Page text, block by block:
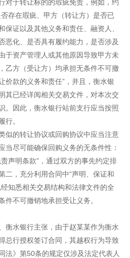
对于转让标的的瑕疵免责，例如，约
存在瑕疵、甲方（转让方）是否已
保证以及其他义务和责任、融资人、
恶化、是否具有履约能力，是否涉及
于资产管理人或其他原因导致甲方未
乙方（受让方）均承担无条件不可撤
价款的义务和责任”，并且，衡水银
其已经详阅相关交易文件，对本次交
。因此，衡水银行站前支行应当按照
行。
似的转让协议或回购协议中应当注意
当尽可能确保回购义务的无条件性：
声明条款”，通过双方的事先约定排
二，充分利用合同中“声明、保证和
知悉相关交易结构和法律文件的全
件不可撤销地承担受让义务。
衡水银行主张，由于赵某某作为衡水
总行授权签订合同，其越权行为导致
法》第50条的规定仅涉及法定代表人